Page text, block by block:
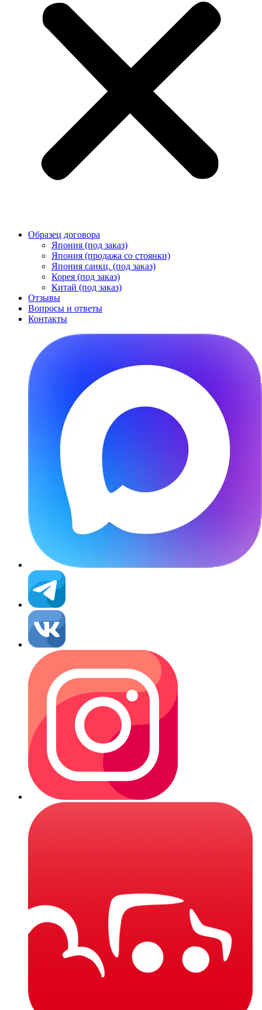
Образец договора
Япония (под заказ)
Япония (продажа со стоянки)
Япония санкц. (под заказ)
Корея (под заказ)
Китай (под заказ)
Отзывы
Вопросы и ответы
Контакты